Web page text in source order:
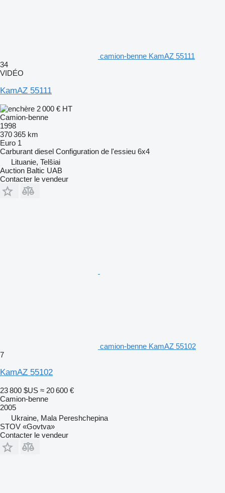
camion-benne KamAZ 55111
34
VIDÉO
KamAZ 55111
2 000 € HT
Camion-benne
1998
370 365 km
Euro 1
Carburant diesel Configuration de l'essieu 6x4
Lituanie, Telšiai
Auction Baltic UAB
Contacter le vendeur
camion-benne KamAZ 55102
7
KamAZ 55102
23 800 $US ≈ 20 600 €
Camion-benne
2005
Ukraine, Mala Pereshchepina
STOV «Govtva»
Contacter le vendeur